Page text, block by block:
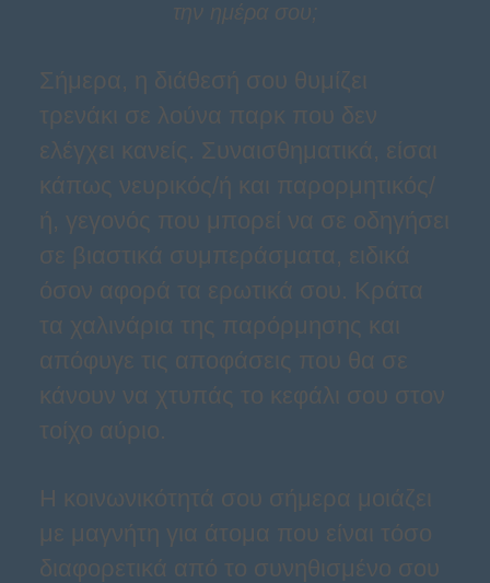
την ημέρα σου;
Σήμερα, η διάθεσή σου θυμίζει
τρενάκι σε λούνα παρκ που δεν
ελέγχει κανείς. Συναισθηματικά, είσαι
κάπως νευρικός/ή και παρορμητικός/
ή, γεγονός που μπορεί να σε οδηγήσει
σε βιαστικά συμπεράσματα, ειδικά
όσον αφορά τα ερωτικά σου. Κράτα
τα χαλινάρια της παρόρμησης και
απόφυγε τις αποφάσεις που θα σε
κάνουν να χτυπάς το κεφάλι σου στον
τοίχο αύριο.
Η κοινωνικότητά σου σήμερα μοιάζει
με μαγνήτη για άτομα που είναι τόσο
διαφορετικά από το συνηθισμένο σου